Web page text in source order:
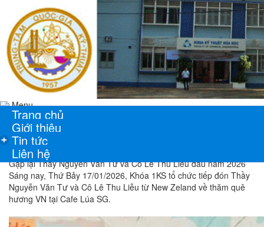
Menu
Trang chủ
Giới thiệu
+ Tin tức
Liên hệ
Gặp lại Thầy Nguyễn Văn Tư và Cô Lê Thu Liễu đầu năm 2026
Sáng nay, Thứ Bảy 17/01/2026, Khóa 1KS tổ chức tiếp đón Thầy
Nguyễn Văn Tư và Cô Lê Thu Liễu từ New Zeland về thăm quê
hương VN tại Cafe Lúa SG.